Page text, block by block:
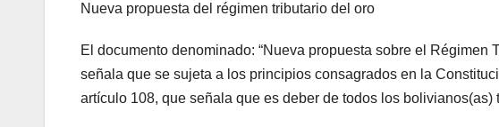
Nueva propuesta del régimen tributario del oro
El documento denominado: “Nueva propuesta sobre el Régimen
señala que se sujeta a los principios consagrados en la
artículo 108, que señala que es deber de todos los